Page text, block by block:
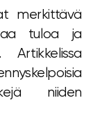
merkittävä
tuloa ja
niiden